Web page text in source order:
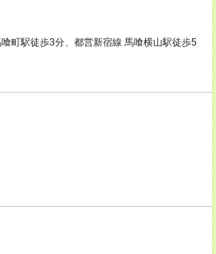
町駅徒歩3分、都営新宿線 馬喰横山駅徒歩5